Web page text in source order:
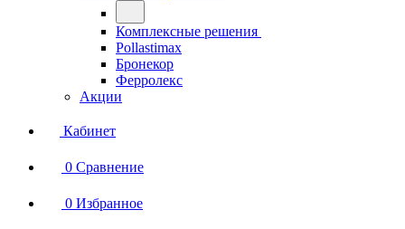
Комплексные решения
Pollastimax
Бронекор
Ферролекс
Акции
Кабинет
0 Сравнение
0 Избранное